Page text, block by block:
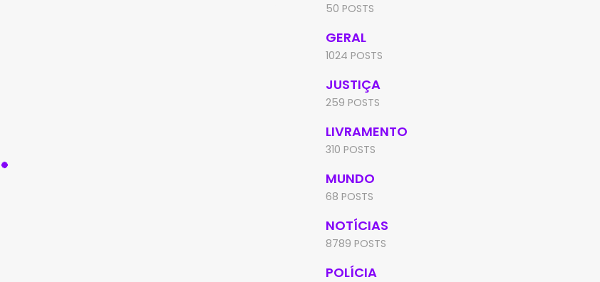
50 POSTS
GERAL
1024 POSTS
JUSTIÇA
259 POSTS
LIVRAMENTO
310 POSTS
MUNDO
68 POSTS
NOTÍCIAS
8789 POSTS
POLÍCIA